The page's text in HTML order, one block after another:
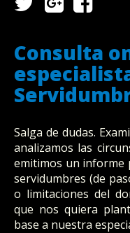
Consulta
Salga de dudas.
analizamos las
emitimos un informe
servidumbres (de
o limitaciones del
que nos quiera
base a nuestra